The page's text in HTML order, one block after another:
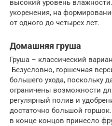
высокий уровень
укоренения, на
от одного до четырех лет.
Домашняя груша
Груша – классический
Безусловно, горшечная
большего ухода, поскольку
ограничены возможности
регулярный полив и
достаточно большой
в конце концов принесло